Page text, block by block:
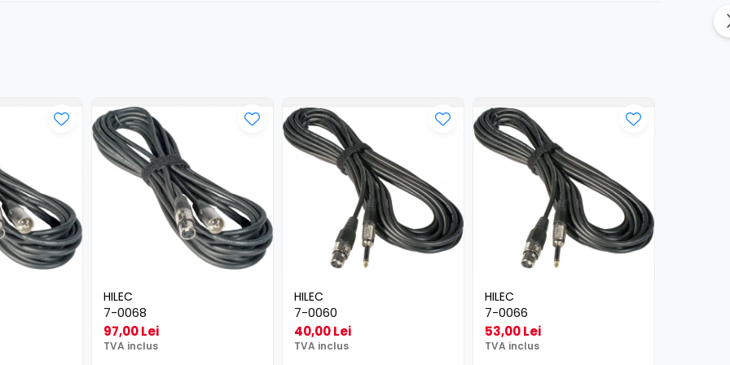
HILEC
7-0068
97,00 Lei
TVA inclus
HILEC
7-0060
40,00 Lei
TVA inclus
HILEC
7-0066
53,00 Lei
TVA inclus